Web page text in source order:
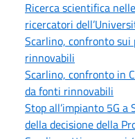
Ricerca scientifica
ricercatori
Scarlino, confronto
rinnovabili
Scarlino, confronto in
da fonti rinnovabili
Stop all’impianto 5G
della decisione della